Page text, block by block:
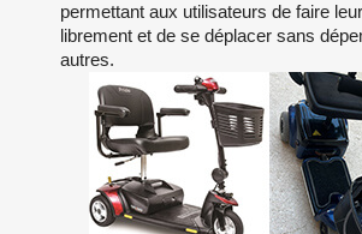
permettant aux utilisateurs de faire
librement et de se déplacer sans
autres.